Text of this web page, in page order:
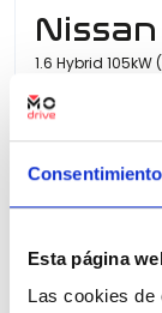
Consentimiento
Esta página
Las cookies de
Nissan
1.6 Hybrid
36.387 Kms
Precio financiado
21.900€
Ver